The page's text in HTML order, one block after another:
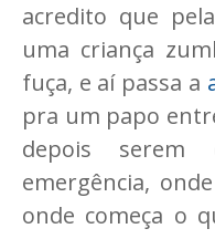
acredito que
uma criança
fuça, e aí passa a
pra um papo
depois serem
emergência,
onde começa o